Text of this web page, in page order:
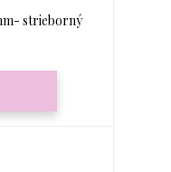
strieborný